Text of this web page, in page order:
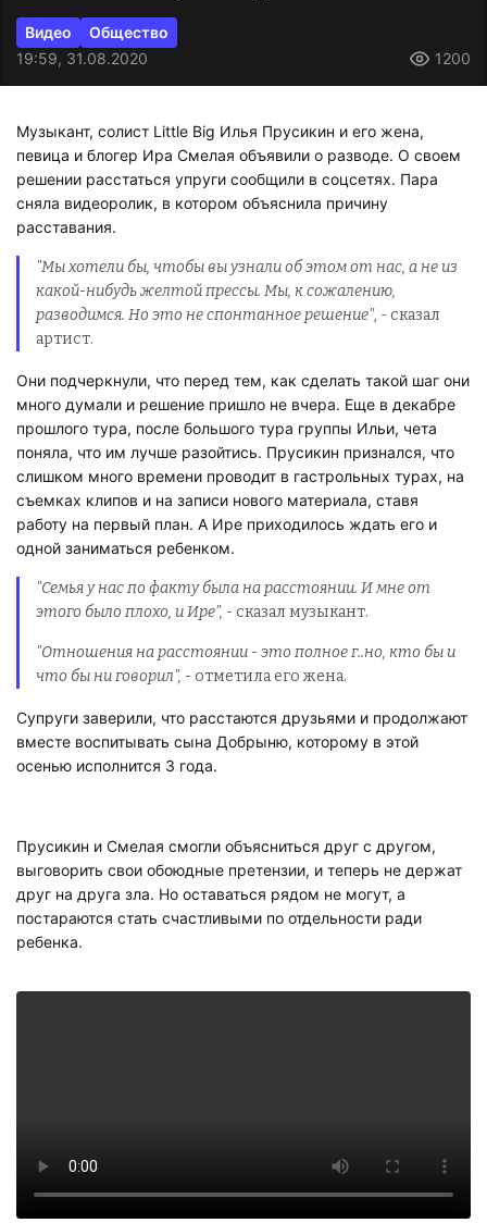
Видео
Общество
19:59, 31.08.2020
1200
Музыкант, солист Little Big Илья Прусикин и его жена,
певица и блогер Ира Смелая объявили о разводе. О своем
решении расстаться упруги сообщили в соцсетях. Пара
сняла видеоролик, в котором объяснила причину
расставания.
"Мы хотели бы, чтобы вы узнали об этом от нас, а не из
какой-нибудь желтой прессы. Мы, к сожалению,
разводимся. Но это не спонтанное решение", - сказал
артист.
Они подчеркнули, что перед тем, как сделать такой шаг они
много думали и решение пришло не вчера. Еще в декабре
прошлого тура, после большого тура группы Ильи, чета
поняла, что им лучше разойтись. Прусикин признался, что
слишком много времени проводит в гастрольных турах, на
съемках клипов и на записи нового материала, ставя
работу на первый план. А Ире приходилось ждать его и
одной заниматься ребенком.
"Семья у нас по факту была на расстоянии. И мне от
этого было плохо, и Ире", - сказал музыкант.
"Отношения на расстоянии - это полное г..но, кто бы и
что бы ни говорил", - отметила его жена.
Супруги заверили, что расстаются друзьями и продолжают
вместе воспитывать сына Добрыню, которому в этой
осенью исполнится 3 года.
Прусикин и Смелая смогли объясниться друг с другом,
выговорить свои обоюдные претензии, и теперь не держат
друг на друга зла. Но оставаться рядом не могут, а
постараются стать счастливыми по отдельности ради
ребенка.